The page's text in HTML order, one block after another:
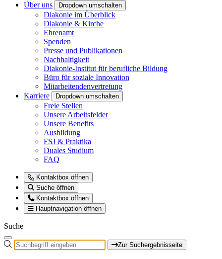
Über uns
Dropdown umschalten
Diakonie im Überblick
Diakonie & Kirche
Ehrenamt
Spenden
Presse und Publikationen
Nachhaltigkeit
Diakonie-Institut für berufliche Bildung
Büro für soziale Innovation
Mitarbeitendenvertretung
Karriere
Dropdown umschalten
Freie Stellen
Unsere Arbeitsfelder
Unsere Benefits
Ausbildung
FSJ & Praktika
Duales Studium
FAQ
Kontaktbox öffnen
Suche öffnen
Kontaktbox öffnen
Hauptnavigation öffnen
Suche
Zur Suchergebnisseite